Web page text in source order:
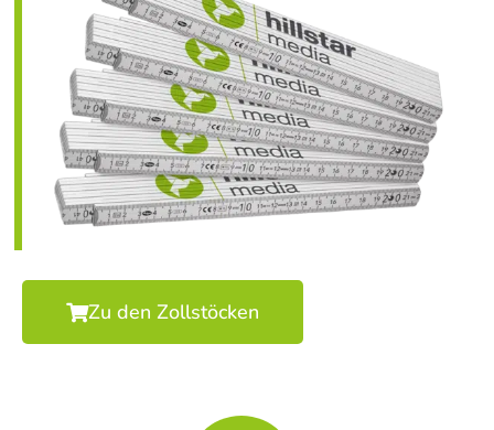
Zu den Zollstöcken